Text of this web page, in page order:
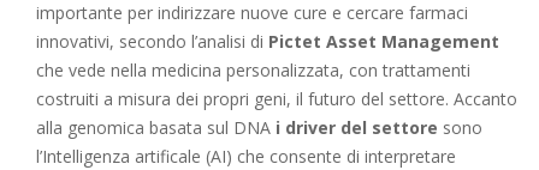
importante per indirizzare nuove cure e cercare farmaci
innovativi, secondo l’analisi di Pictet Asset Management
che vede nella medicina personalizzata, con trattamenti
costruiti a misura dei propri geni, il futuro del settore. Accanto
alla genomica basata sul DNA i driver del settore sono
l’Intelligenza artificale (AI) che consente di interpretare